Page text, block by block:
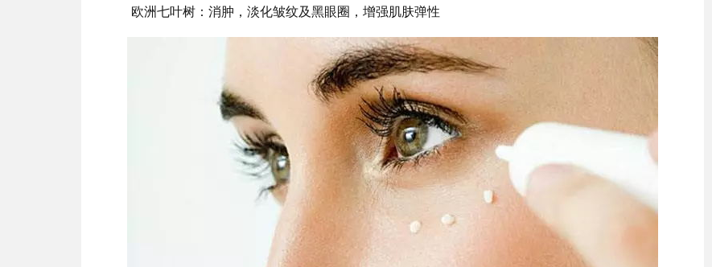
欧洲七叶树：消肿，淡化皱纹及黑眼圈，增强肌肤弹性